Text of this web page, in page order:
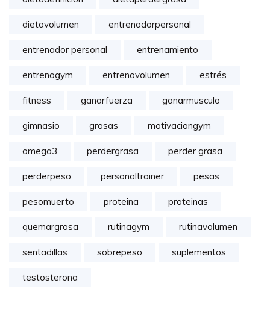
dietavolumen entrenadorpersonal
entrenador personal entrenamiento
entrenogym entrenovolumen estrés
fitness ganarfuerza ganarmusculo
gimnasio grasas motivaciongym
omega3 perdergrasa perder grasa
perderpeso personaltrainer pesas
pesomuerto proteina proteinas
quemargrasa rutinagym rutinavolumen
sentadillas sobrepeso suplementos
testosterona